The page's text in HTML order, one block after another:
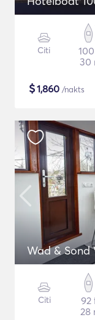
Citi
30
$1,860 /nakts
Wad & Sond
Citi
92
28